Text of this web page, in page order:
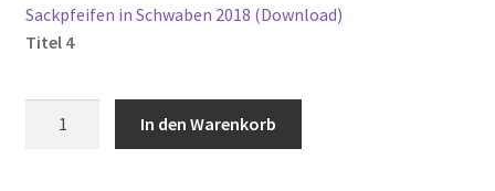
Sackpfeifen in Schwaben 2018 (Download)
Titel 4
In den Warenkorb